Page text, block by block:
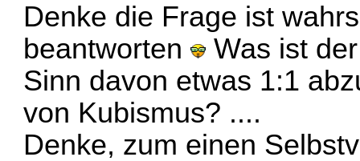
Denke die Frage ist
beantworten
Was ist
Sinn davon etwas 1:1
von Kubismus? ....
Denke, zum einen